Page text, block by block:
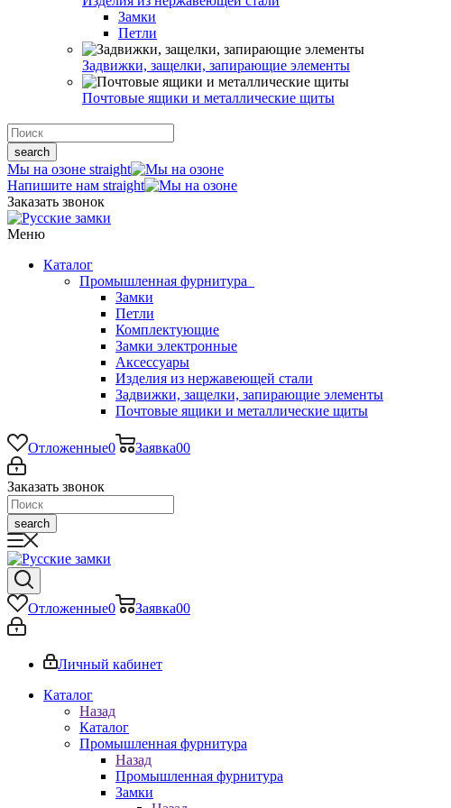
Замки
Петли
Задвижки, защелки, запирающие элементы
Почтовые ящики и металлические щиты
search
Мы на озоне straight
Напишите нам straight
Заказать звонок
Меню
Каталог
Промышленная фурнитура
Замки
Петли
Комплектующие
Замки электронные
Аксессуары
Изделия из нержавеющей стали
Задвижки, защелки, запирающие элементы
Почтовые ящики и металлические щиты
Отложенные0 Заявка00
Заказать звонок
search
Отложенные0 Заявка00
Личный кабинет
Каталог
Назад
Каталог
Промышленная фурнитура
Назад
Промышленная фурнитура
Замки